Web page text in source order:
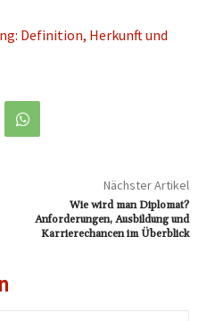
Definition, Herkunft und
Nächster Artikel
Wie wird man Diplomat?
Anforderungen, Ausbildung und
Karrierechancen im Überblick